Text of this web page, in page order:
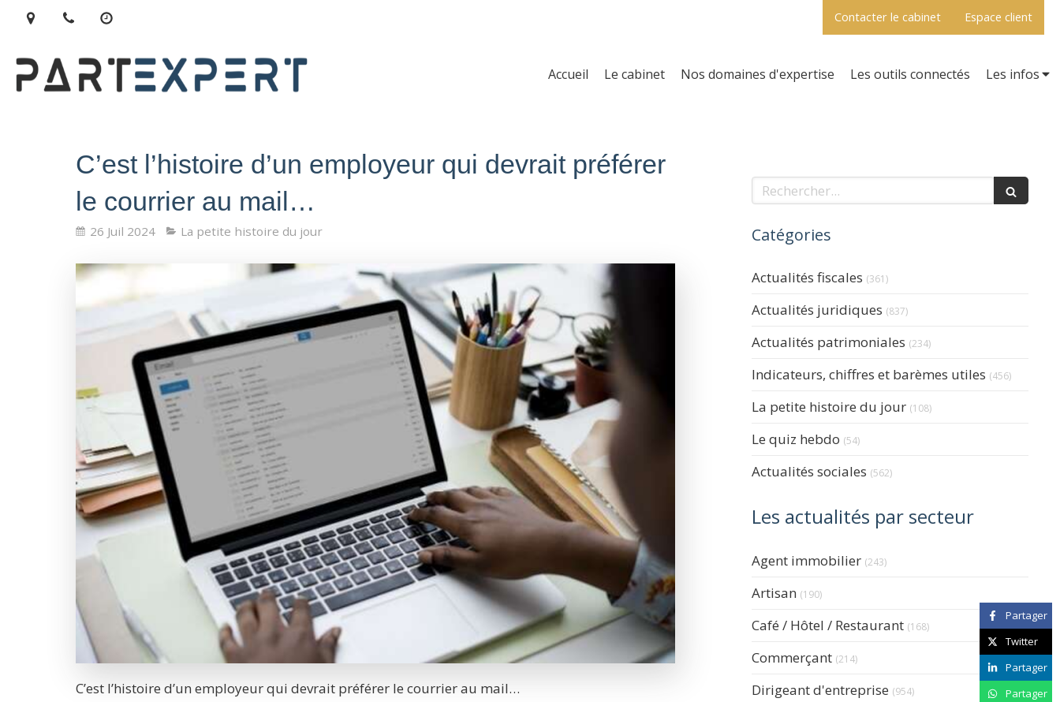
Espace client
Contacter le cabinet
Accueil Le cabinet Nos domaines d'expertise Les outils connectés Les infos
C’est l’histoire d’un employeur qui devrait préférer
le courrier au mail…
26 Juil 2024 La petite histoire du jour
C’est l’histoire d’un employeur qui devrait préférer le courrier au mail…
Partager
Twitter
Partager
Partager
Rechercher
Catégories
Actualités fiscales (361)
Actualités juridiques (837)
Actualités patrimoniales (234)
Indicateurs, chiffres et barèmes utiles (456)
La petite histoire du jour (108)
Le quiz hebdo (54)
Actualités sociales (562)
Les actualités par secteur
Agent immobilier (243)Articles Count
Artisan (190)Articles Count
Café / Hôtel / Restaurant (168)Articles Count
Commerçant (214)Articles Count
Dirigeant d'entreprise (954)Articles Count